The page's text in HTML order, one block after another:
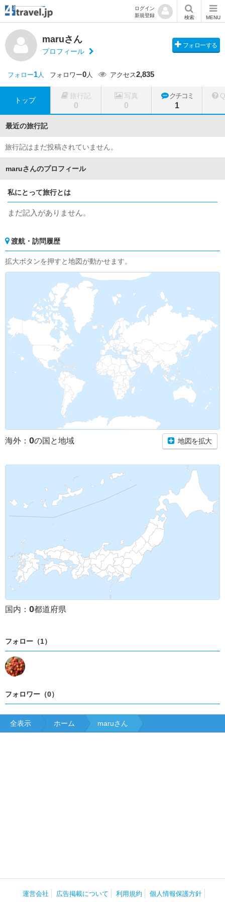
ログイン
新規登録
検索 MENU
maruさん
プロフィール
フォローする
フォロー1人 フォロワー0人 アクセス2,835
トップ
旅行記
0
写真
0
クチコミ
1
最近の旅行記
旅行記はまだ投稿されていません。
maruさんのプロフィール
私にとって旅行とは
まだ記入がありません。
渡航・訪問履歴
拡大ボタンを押すと地図が動かせます。
海外： 0の国と地域 地図を拡大
国内： 0都道府県
フォロー（1）
フォロワー（0）
全表示 ホーム maruさん
運営会社 広告掲載について 利用規約 個人情報保護方針